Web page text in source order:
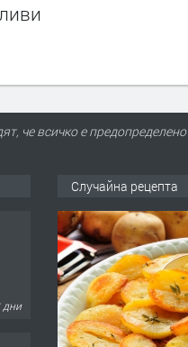
че всичко е
дни
Случайна рецепта